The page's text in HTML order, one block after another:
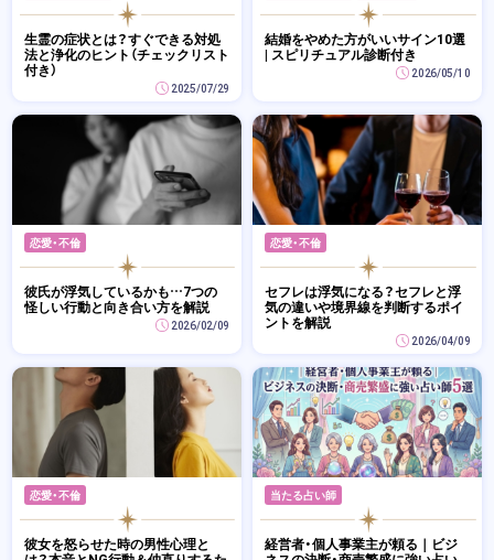
生霊の症状とは？すぐできる対処
法と浄化のヒント（チェックリスト
付き）
2025/07/29
結婚をやめた方がいいサイン10選
| スピリチュアル診断付き
2026/05/10
恋愛・不倫
彼氏が浮気しているかも…7つの
怪しい行動と向き合い方を解説
2026/02/09
恋愛・不倫
セフレは浮気になる？セフレと浮
気の違いや境界線を判断するポイ
ントを解説
2026/04/09
恋愛・不倫
彼女を怒らせた時の男性心理と
当たる占い師
経営者・個人事業主が頼る｜ビジ